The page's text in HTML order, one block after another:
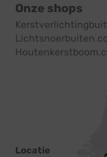
Onze shops
Locatie